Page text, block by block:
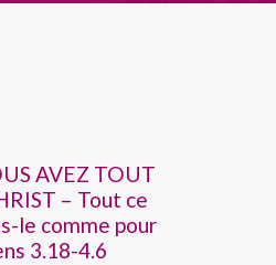
AVEZ TOUT
– Tout ce
le comme pour
3.18-4.6